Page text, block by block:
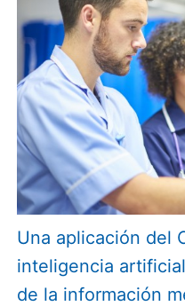
Una aplicación del
inteligencia
de la información